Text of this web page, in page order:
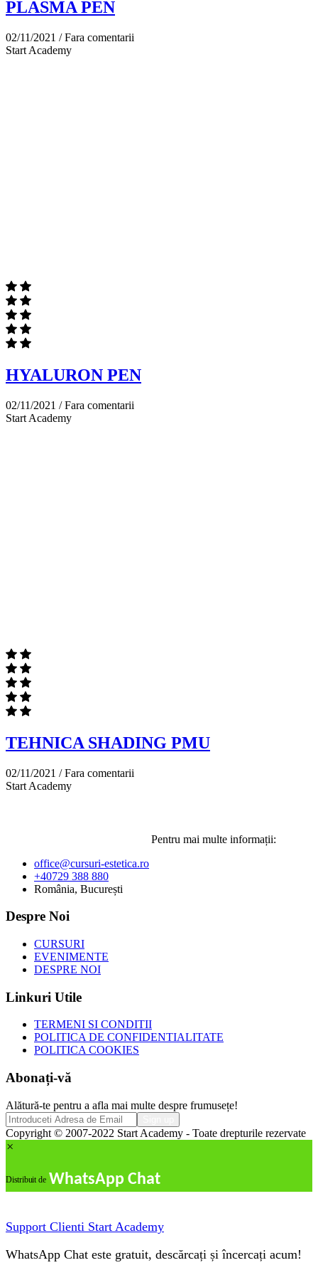
PLASMA PEN
02/11/2021 /Fara comentarii
Start Academy
HYALURON PEN
02/11/2021 /Fara comentarii
Start Academy
TEHNICA SHADING PMU
02/11/2021 /Fara comentarii
Start Academy
Pentru mai multe informații:
office@cursuri-estetica.ro
+40729 388 880
România, București
Despre Noi
CURSURI
EVENIMENTE
DESPRE NOI
Linkuri Utile
TERMENI SI CONDITII
POLITICA DE CONFIDENTIALITATE
POLITICA COOKIES
Abonați-vă
Alătură-te pentru a afla mai multe despre frumusețe!
Copyright © 2007-2022 Start Academy - Toate drepturile rezervate
×
Distribuit de WhatsApp Chat
Support Clienti Start Academy
WhatsApp Chat este gratuit, descărcați și încercați acum!